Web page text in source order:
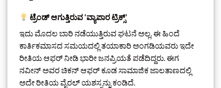
ಟ್ರೆಂಡ್ ಆಗುತ್ತಿರುವ ‘ವ್ಯಾಪಾರ ಟ್ರಿಕ್ಸ್’
ಇದು ಮೊದಲ ಬಾರಿ ನಡೆಯುತ್ತಿರುವ ಘಟನೆ ಅಲ್ಲ. ಈ ಹಿಂದೆ
ಕಾರ್ತಿಕಮಾಸದ ಸಮಯದಲ್ಲಿ ತಯಾಕಾರಿ ಅಂಗಡಿಯವರು ಇದೇ
ರೀತಿಯ ಆಫರ್ ನೀಡಿ ಭಾರೀ ಜನಪ್ರಿಯತೆ ಪಡೆದಿದ್ದರು. ಈಗ
ನವೀನ್ ಅವರ ಚಿಕನ್ ಆಫರ್ ಕೂಡ ಸಾಮಾಜಿಕ ಜಾಲತಾಣದಲ್ಲಿ
ಅದೇ ರೀತಿಯ ವೈರಲ್ ಯಶಸ್ಸನ್ನು ಕಂಡಿದೆ.